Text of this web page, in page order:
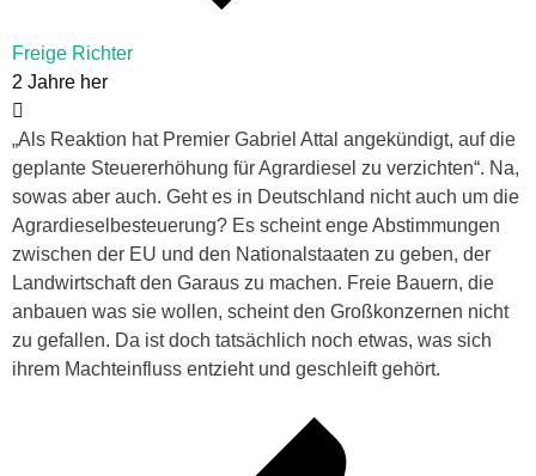
Freige Richter
2 Jahre her
„Als Reaktion hat Premier Gabriel Attal angekündigt, auf die
geplante Steuererhöhung für Agrardiesel zu verzichten“. Na,
sowas aber auch. Geht es in Deutschland nicht auch um die
Agrardieselbesteuerung? Es scheint enge Abstimmungen
zwischen der EU und den Nationalstaaten zu geben, der
Landwirtschaft den Garaus zu machen. Freie Bauern, die
anbauen was sie wollen, scheint den Großkonzernen nicht
zu gefallen. Da ist doch tatsächlich noch etwas, was sich
ihrem Machteinfluss entzieht und geschleift gehört.